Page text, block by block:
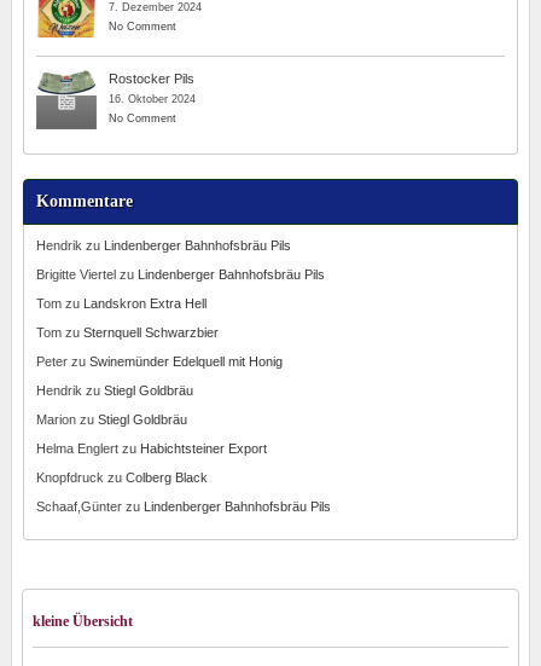
7. Dezember 2024
No Comment
Rostocker Pils
16. Oktober 2024
No Comment
Kommentare
Hendrik zu
Lindenberger Bahnhofsbräu Pils
Brigitte Viertel zu
Lindenberger Bahnhofsbräu Pils
Tomzu
Landskron Extra Hell
Tomzu Sternquell Schwarzbier
Peterzu Swinemünder Edelquell mit Honig
Hendrik zu Stiegl Goldbräu
Marionzu Stiegl Goldbräu
Helma Englertzu Habichtsteiner Export
Knopfdruck zu Colberg Black
Schaaf,Günterzu Lindenberger Bahnhofsbräu Pils
kleine Übersicht